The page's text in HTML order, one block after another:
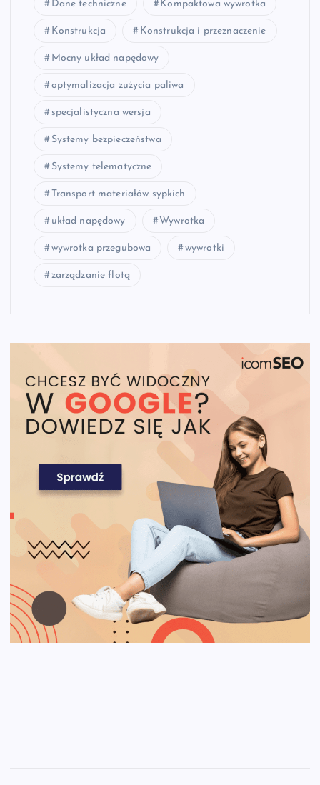
Dane techniczne Kompaktowa wywrotka
Konstrukcja Konstrukcja i przeznaczenie
Mocny układ napędowy
optymalizacja zużycia paliwa
specjalistyczna wersja
Systemy bezpieczeństwa
Systemy telematyczne
Transport materiałów sypkich
układ napędowy Wywrotka
wywrotka przegubowa wywrotki
zarządzanie flotą